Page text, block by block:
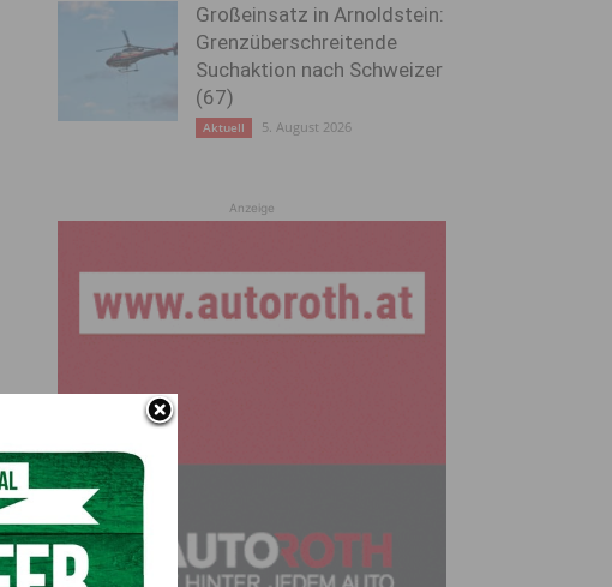
Großeinsatz in Arnoldstein:
Grenzüberschreitende
Suchaktion nach Schweizer
(67)
Aktuell 5. August 2026
Anzeige